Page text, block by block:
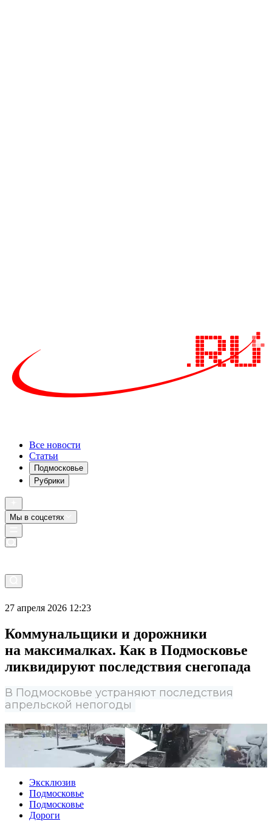
Все новости
Статьи
Подмосковье
Рубрики
Мы в соцсетях
27 апреля 2026 12:23
Коммунальщики и дорожники
на максималках. Как в Подмосковье
ликвидируют последствия снегопада
В Подмосковье устраняют последствия
апрельской непогоды
Эксклюзив
Подмосковье
Подмосковье
Дороги